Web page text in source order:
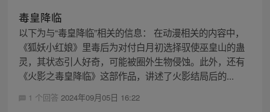
毒皇降临
以下为与“毒皇降临”相关的信息： 在动漫相关的内容中，
《狐妖小红娘》里毒后为对付白月初选择驭使巫皇山的蛊
灵，其状态引人好奇，可能被圈外生物侵蚀。此外，还有
《火影之毒皇降临》这部作品，讲述了火影结局后的...
1 个回答 2024年09月05日 16:22